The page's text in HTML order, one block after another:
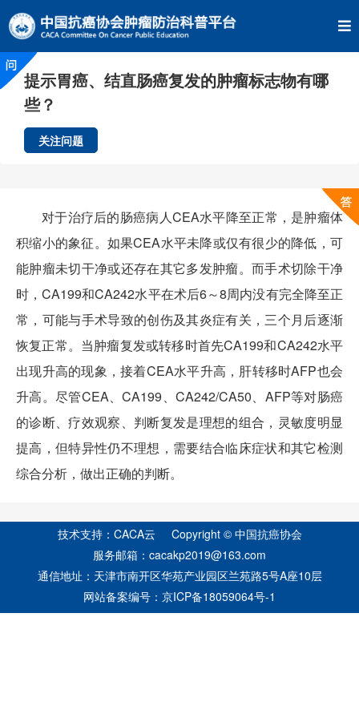
提示胃癌、结直肠癌复发的肿瘤标志物有哪
些？
关注问题
对于治疗后的肠癌病人CEA水平降至正常，是肿瘤体
积缩小的象征。如果CEA水平未降或仅有很少的降低，可
能肿瘤未切干净或还存在其它多发肿瘤。而手术切除干净
时，CA199和CA242水平在术后6～8周内没有完全降至正
常，可能与手术导致的创伤及其炎症有关，三个月后逐渐
恢复正常。当肿瘤复发或转移时首先CA199和CA242水平
出现升高的现象，接着CEA水平升高，肝转移时AFP也会
升高。尽管CEA、CA199、CA242/CA50、AFP等对肠癌
的诊断、疗效观察、判断复发是理想的组合，灵敏度明显
提高，但特异性仍不理想，需要结合临床症状和其它检测
综合分析，做出正确的判断。
技术支持：CACA云 Copyright © 中国抗癌协会
服务邮箱：cacakp2019@163.com
通信地址：天津市南开区华苑产业园区兰苑路5号A座10层
网站备案编号： 京ICP备18059064号-1